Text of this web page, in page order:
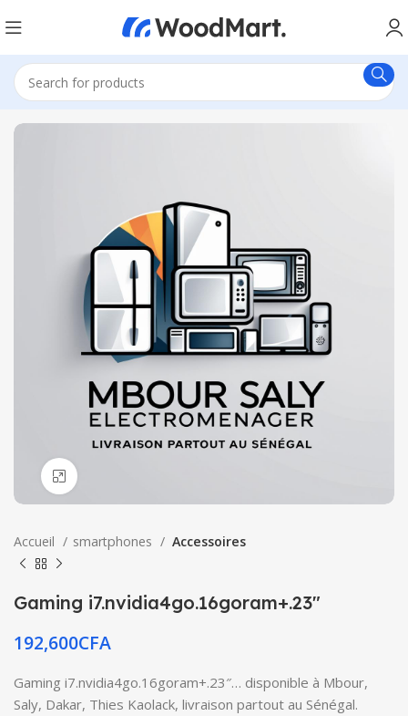
Accueil smartphones Accessoires
Gaming i7.nvidia4go.16goram+.23″
192,600CFA
Gaming i7.nvidia4go.16goram+.23″… disponible à Mbour,
Saly, Dakar, Thies Kaolack, livraison partout au Sénégal.